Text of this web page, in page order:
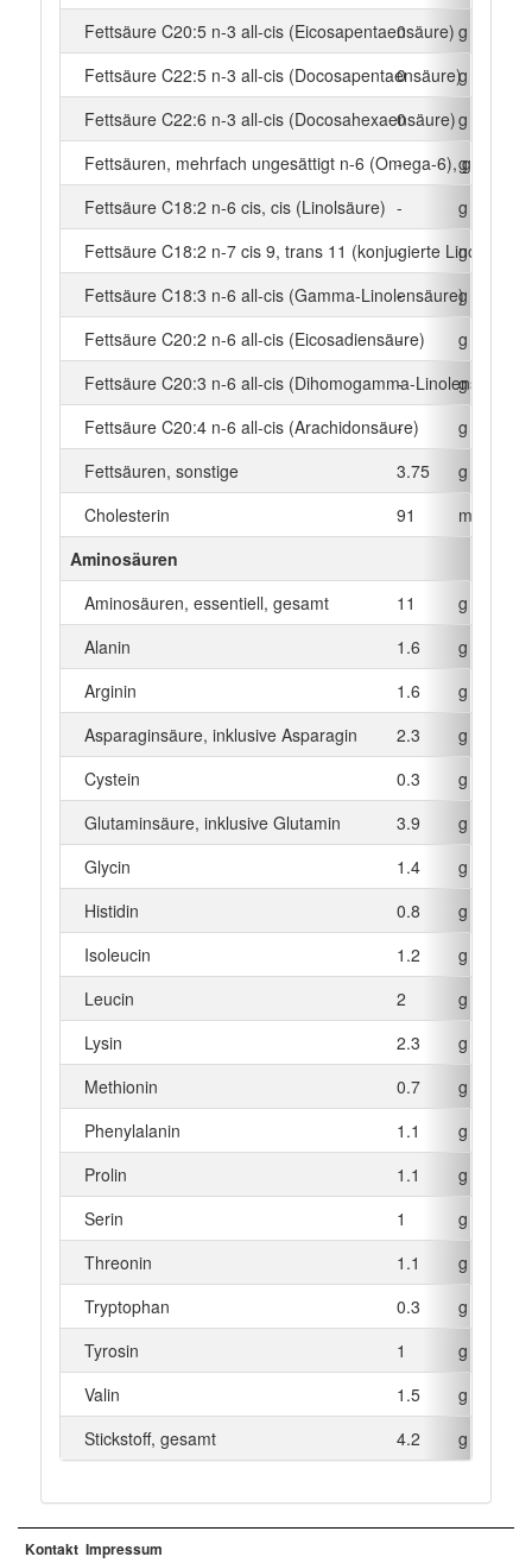
Fettsäure C20:5 n-3 all-cis (Eicosapentaensäure)
0
g
Fettsäure C22:5 n-3 all-cis (Docosapentaensäure)
0
g
Fettsäure C22:6 n-3 all-cis (Docosahexaensäure)
0
g
Fettsäuren, mehrfach ungesättigt n-6 (Omega-6), gesamt
-
g
Fettsäure C18:2 n-6 cis, cis (Linolsäure) -
g
Fettsäure C18:2 n-7 cis 9, trans 11 (konjugierte Linolsäure)
-
g
Fettsäure C18:3 n-6 all-cis (Gamma-Linolensäure)
-
g
Fettsäure C20:2 n-6 all-cis (Eicosadiensäure)
-
g
Fettsäure C20:3 n-6 all-cis (Dihomogamma-Linolensäure)
-
g
Fettsäure C20:4 n-6 all-cis (Arachidonsäure)
-
g
Fettsäuren, sonstige
3.75
g
Cholesterin
91
mg
Aminosäuren
Aminosäuren, essentiell, gesamt
11
g
Alanin
1.6
g
Arginin
1.6
g
Asparaginsäure, inklusive Asparagin
2.3
g
Cystein
0.3
g
Glutaminsäure, inklusive Glutamin
3.9
g
Glycin
1.4
g
Histidin
0.8
g
Isoleucin
1.2
g
Leucin
2
g
Lysin
2.3
g
Methionin
0.7
g
Phenylalanin
1.1
g
Prolin
1.1
g
Serin
1
g
Threonin
1.1
g
Tryptophan
0.3
g
Tyrosin
1
g
Valin
1.5
g
Stickstoff, gesamt
4.2 g
Kontakt Impressum